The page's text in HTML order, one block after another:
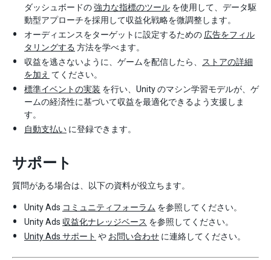
ダッシュボードの強力な指標のツール を使用して、データ駆
動型アプローチを採用して収益化戦略を微調整します。
オーディエンスをターゲットに設定するための 広告をフィル
タリングする 方法を学べます。
収益を逃さないように、ゲームを配信したら、
ストアの詳細
を加え てください。
標準イベントの実装 を行い、Unity のマシン学習モデルが、ゲ
ームの経済性に基づいて収益を最適化できるよう支援しま
す。
自動支払い に登録できます。
サポート
質問がある場合は、以下の資料が役立ちます。
Unity Ads コミュニティフォーラム を参照してください。
Unity Ads 収益化ナレッジベース を参照してください。
Unity Ads サポート や お問い合わせ に連絡してください。